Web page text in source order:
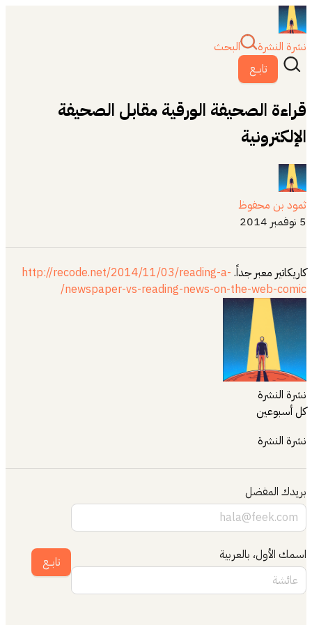
نشرة النشرة
البحث
تابــع
قراءة الصحيفة الورقية مقابل الصحيفة
الإلكترونية
ثمود بن محفوظ
5 نوفمبر 2014
كاريكاتير معبر جداً. http://recode.net/2014/11/03/reading-a-
newspaper-vs-reading-news-on-the-web-comic/
نشرة النشرة
كل أسبوعين
نشرة النشرة
بريدك المفضل
اسمك الأول، بالعربية تابــع